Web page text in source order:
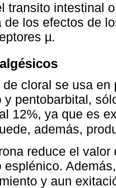
transito intestinal
de los efectos de
µ.
de cloral se usa
y pentobarbital,
12%, ya que es
además,
reduce el valor
esplénico.
y aun